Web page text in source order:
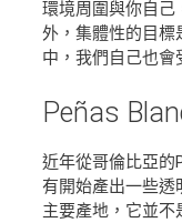
環境周圍與你自己
外，集體性的目標
中，我們自己也會
Peñas
近年從哥倫比亞的
有開始產出一些透
主要產地，它並